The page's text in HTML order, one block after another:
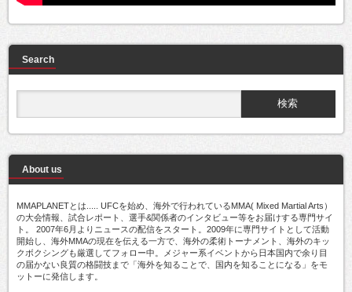
Search
About us
MMAPLANETとは..... UFCを始め、海外で行われているMMA( Mixed Martial Arts）
の大会情報、試合レポート、選手&関係者のインタビュー等をお届けする専門サイ
ト。 2007年6月よりニュースの配信をスタート。2009年に専門サイトとして活動
開始し、海外MMAの現在を伝える一方で、海外の柔術トーナメント、海外のキッ
クボクシングも厳選してフォロー中。メジャー系イベントから日本国内で余り目
の届かない良質の格闘技まで「海外を知ることで、国内を知ることになる」をモ
ットーに発信します。